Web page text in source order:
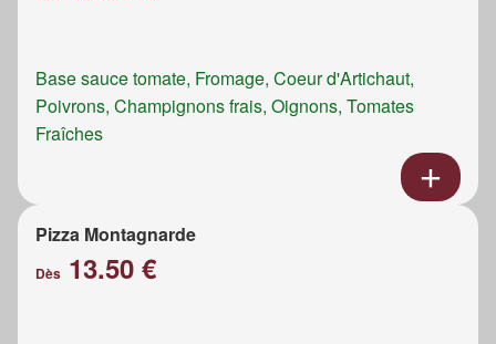
Base sauce tomate, Fromage, Coeur d'Artichaut,
Poivrons, Champignons frais, Oignons, Tomates
Fraîches
Pizza Montagnarde
Dès 13.50 €